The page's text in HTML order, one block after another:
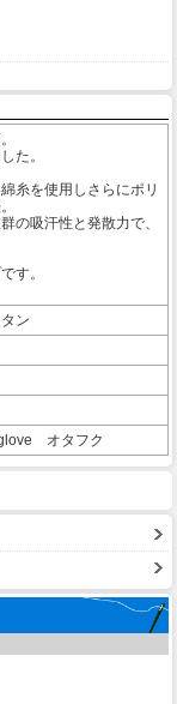
た。
糸を使用しさらにポリ
の吸汗性と発散力で、
す。
ン
オタフク